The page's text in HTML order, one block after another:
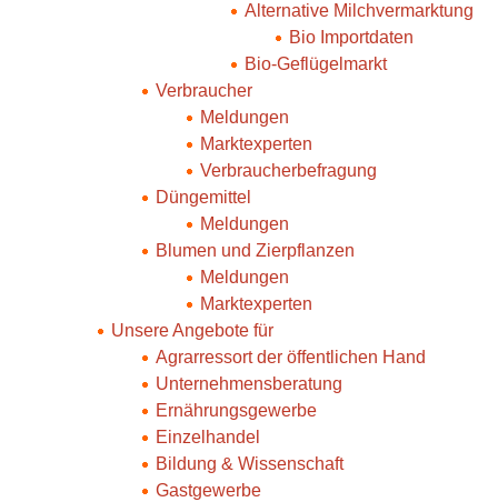
Alternative Milchvermarktung
Bio Importdaten
Bio-Geflügelmarkt
Verbraucher
Meldungen
Marktexperten
Verbraucherbefragung
Düngemittel
Meldungen
Blumen und Zierpflanzen
Meldungen
Marktexperten
Unsere Angebote für
Agrarressort der öffentlichen Hand
Unternehmensberatung
Ernährungsgewerbe
Einzelhandel
Bildung & Wissenschaft
Gastgewerbe